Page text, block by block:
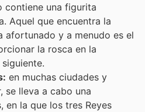
contiene una figurita
Aquel que encuentra la
afortunado y a menudo es el
la rosca en la
en muchas ciudades y
se lleva a cabo una
en la que los tres Reyes